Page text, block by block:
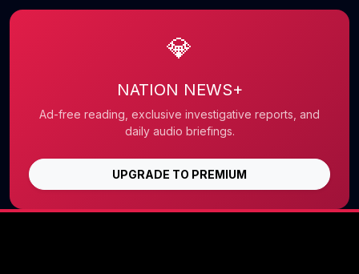
💎
NATION NEWS+
Ad-free reading, exclusive investigative reports, and
daily audio briefings.
UPGRADE TO PREMIUM